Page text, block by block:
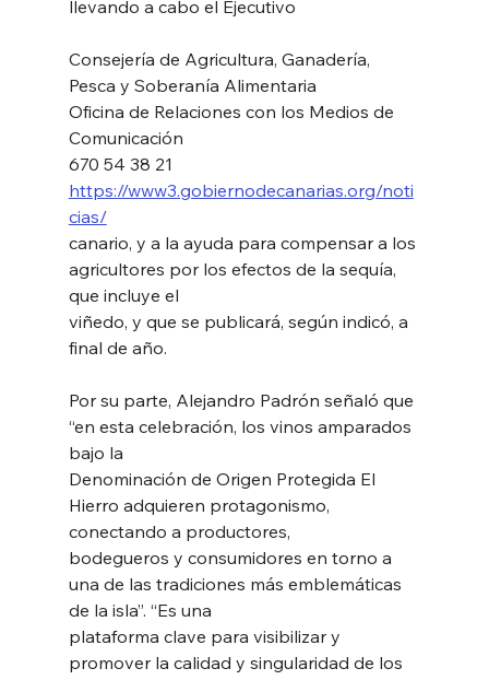
llevando a cabo el Ejecutivo
Consejería de Agricultura, Ganadería,
Pesca y Soberanía Alimentaria
Oficina de Relaciones con los Medios de
Comunicación
670 54 38 21
https://www3.gobiernodecanarias.org/noti
cias/
canario, y a la ayuda para compensar a los
agricultores por los efectos de la sequía,
que incluye el
viñedo, y que se publicará, según indicó, a
final de año.
Por su parte, Alejandro Padrón señaló que
“en esta celebración, los vinos amparados
bajo la
Denominación de Origen Protegida El
Hierro adquieren protagonismo,
conectando a productores,
bodegueros y consumidores en torno a
una de las tradiciones más emblemáticas
de la isla”. “Es una
plataforma clave para visibilizar y
promover la calidad y singularidad de los